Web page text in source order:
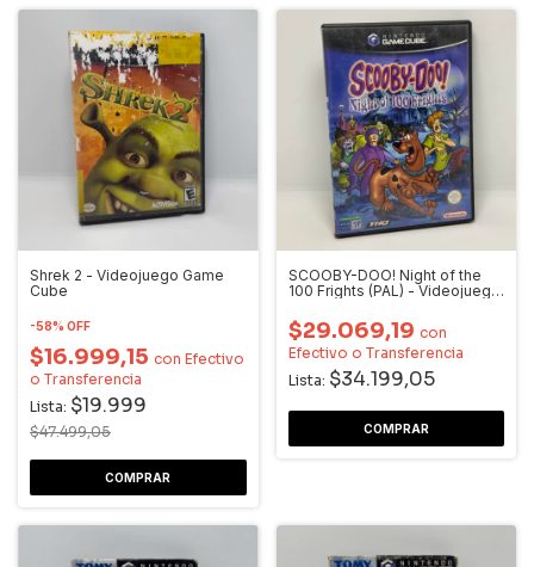
Shrek 2 - Videojuego Game
Cube
-58% OFF
$16.999,15 con Efectivo
o Transferencia
Lista: $19.999
$47.499,05
SCOOBY-DOO! Night of the
100 Frights (PAL) - Videojuego
$29.069,19 con
Efectivo o Transferencia
Lista: $34.199,05